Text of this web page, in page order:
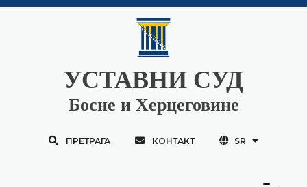
УСТАВНИ СУД
Босне и Херцеговине
ПРЕТРАГА КОНТАКТ SR